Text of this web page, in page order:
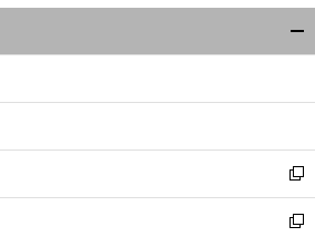
ウ
ィ
ン
ウ
開
く
新
し
い
新